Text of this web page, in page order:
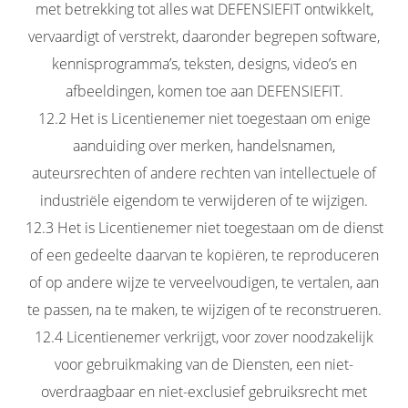
met betrekking tot alles wat DEFENSIEFIT ontwikkelt,
vervaardigt of verstrekt, daaronder begrepen software,
kennisprogramma’s, teksten, designs, video’s en
afbeeldingen, komen toe aan DEFENSIEFIT.
12.2 Het is Licentienemer niet toegestaan om enige
aanduiding over merken, handelsnamen,
auteursrechten of andere rechten van intellectuele of
industriële eigendom te verwijderen of te wijzigen.
12.3 Het is Licentienemer niet toegestaan om de dienst
of een gedeelte daarvan te kopiëren, te reproduceren
of op andere wijze te verveelvoudigen, te vertalen, aan
te passen, na te maken, te wijzigen of te reconstrueren.
12.4 Licentienemer verkrijgt, voor zover noodzakelijk
voor gebruikmaking van de Diensten, een niet-
overdraagbaar en niet-exclusief gebruiksrecht met